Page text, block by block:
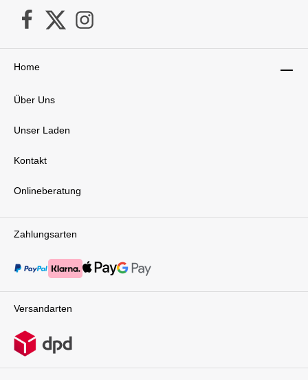
Zahlungsarten
Versandarten
Home
Über Uns
Unser Laden
Kontakt
Onlineberatung